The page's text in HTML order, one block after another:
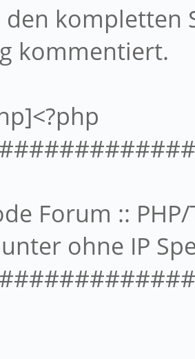
den kompletten
kommentiert.
Forum ::
ohne IP